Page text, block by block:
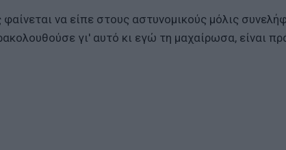
να είπε στους αστυνομικούς μόλις
γι' αυτό κι εγώ τη μαχαίρωσα, είναι